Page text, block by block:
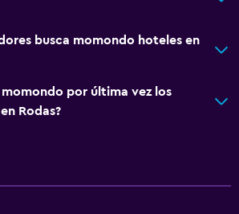
busca momondo hoteles en
por última vez los
Rodas?